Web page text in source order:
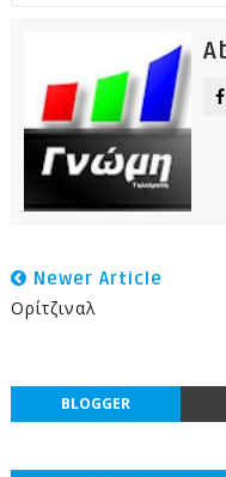
Newer Article
Ορίτζιναλ
BLOGGER